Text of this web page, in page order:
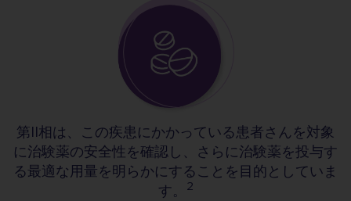
第II相は、この疾患にかかっている患者さんを対象
に治験薬の安全性を確認し、さらに治験薬を投与す
る最適な用量を明らかにすることを目的としていま
す。
2